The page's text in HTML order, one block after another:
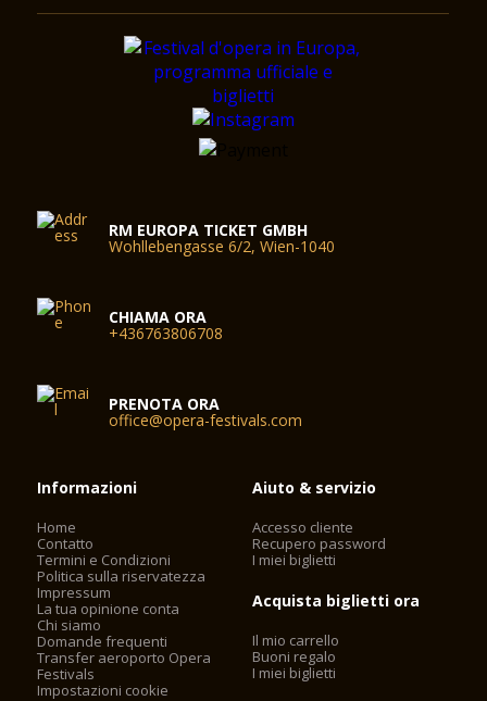
RM EUROPA TICKET GMBH
Wohllebengasse 6/2, Wien-1040
CHIAMA ORA
+436763806708
PRENOTA ORA
office@opera-festivals.com
Informazioni
Home
Contatto
Termini e Condizioni
Politica sulla riservatezza
Impressum
La tua opinione conta
Chi siamo
Domande frequenti
Transfer aeroporto Opera
Festivals
Impostazioni cookie
Aiuto & servizio
Accesso cliente
Recupero password
I miei biglietti
Acquista biglietti ora
Il mio carrello
Buoni regalo
I miei biglietti